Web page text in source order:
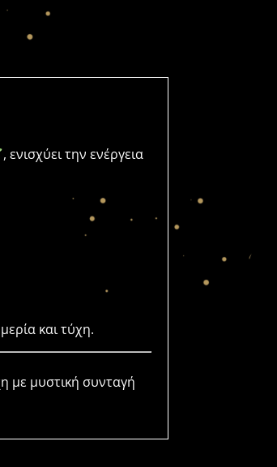
, ενισχύει την ενέργεια
και τύχη.
με μυστική συνταγή